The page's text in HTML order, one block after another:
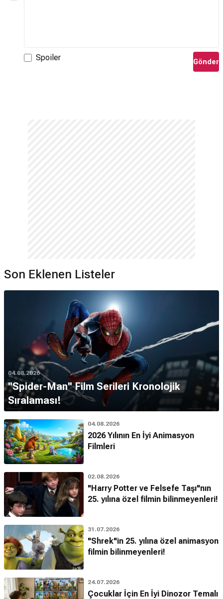
Spoiler Gönder
Son Eklenen Listeler
04.08.2026
''Spider-Man'' Film Serileri Kronolojik
Sıralaması!
04.08.2026
2026 Yılının En İyi Animasyon
Filmleri
02.08.2026
"Harry Potter ve Felsefe Taşı"nın
25. yılına özel filmin bilinmeyenleri!
31.07.2026
"Shrek"in 25. yılına özel animasyon
filmin bilinmeyenleri!
24.07.2026
Çocuklar İçin En İyi Dinozor Temalı